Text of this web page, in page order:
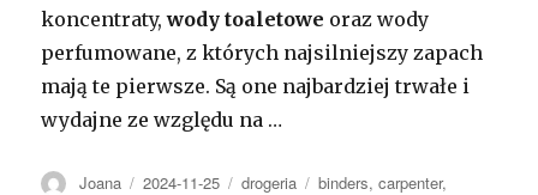
koncentraty,wody toaletowe oraz wody
perfumowane, z których najsilniejszy zapach
mają te pierwsze. Są one najbardziej trwałe i
wydajne ze względu na …
Autor
Joana Opublikowano
2024-11-25 Kategorie
drogeria Tagi
binders,carpenter,